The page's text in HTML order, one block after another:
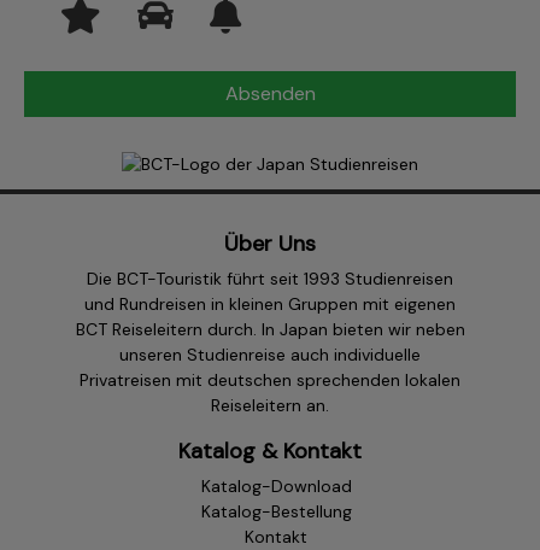
Über Uns
Die BCT-Touristik führt seit 1993 Studienreisen
und Rundreisen in kleinen Gruppen mit eigenen
BCT Reiseleitern durch. In Japan bieten wir neben
unseren Studienreise auch individuelle
Privatreisen mit deutschen sprechenden lokalen
Reiseleitern an.
Katalog & Kontakt
Katalog-Download
Katalog-Bestellung
Kontakt